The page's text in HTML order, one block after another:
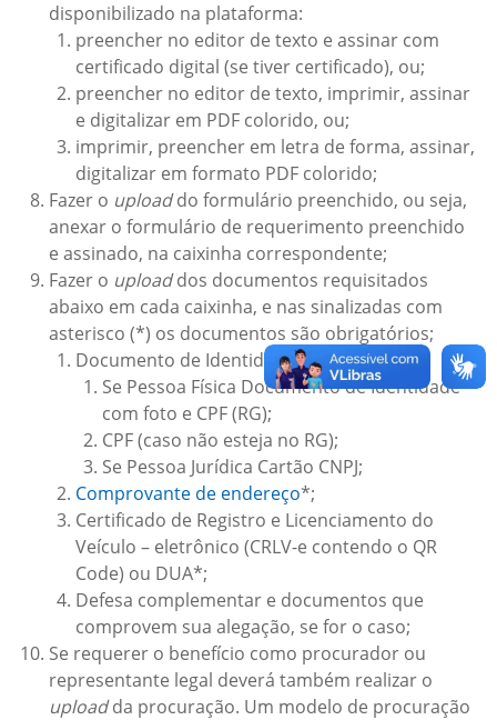
disponibilizado na plataforma:
preencher no editor de texto e assinar com
certificado digital (se tiver certificado), ou;
preencher no editor de texto, imprimir, assinar
e digitalizar em PDF colorido, ou;
imprimir, preencher em letra de forma, assinar,
digitalizar em formato PDF colorido;
Fazer o uploaddo formulário preenchido, ou seja,
anexar o formulário de requerimento preenchido
e assinado, na caixinha correspondente;
Fazer o uploaddos documentos requisitados
abaixo em cada caixinha, e nas sinalizadas com
asterisco (*) os documentos são obrigatórios;
Documento de Identidade*:
Se Pessoa Física Documento de Identidade
com foto e CPF (RG);
CPF (caso não esteja no RG);
Se Pessoa Jurídica Cartão CNPJ;
Comprovante de endereço*;
Certificado de Registro e Licenciamento do
Veículo – eletrônico (CRLV-e contendo o QR
Code) ou DUA*;
Defesa complementar e documentos que
comprovem sua alegação, se for o caso;
Se requerer o benefício como procurador ou
representante legal deverá também realizar o
uploadda procuração. Um modelo de procuração